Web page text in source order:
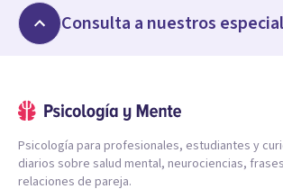
Consulta a nuestros
Psicología para profesionales, estudiantes y
diarios sobre salud mental, neurociencias,
relaciones de pareja.